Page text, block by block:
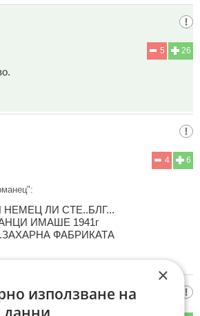
26
5
6
4
ЛИ СТЕ..БЛГ...
ИМАШЕ 1941г
ФАБРИКАТА
×
използване на